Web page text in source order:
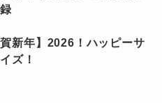
賀新年】2026！ハッピーサ
ズ！